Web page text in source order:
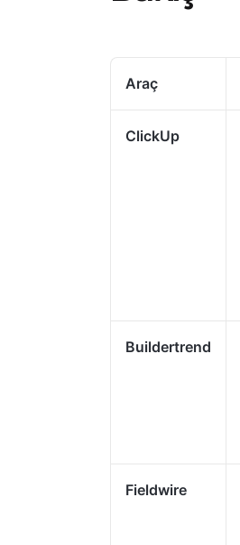
Araç
ClickUp
Buildertrend
Fieldwire